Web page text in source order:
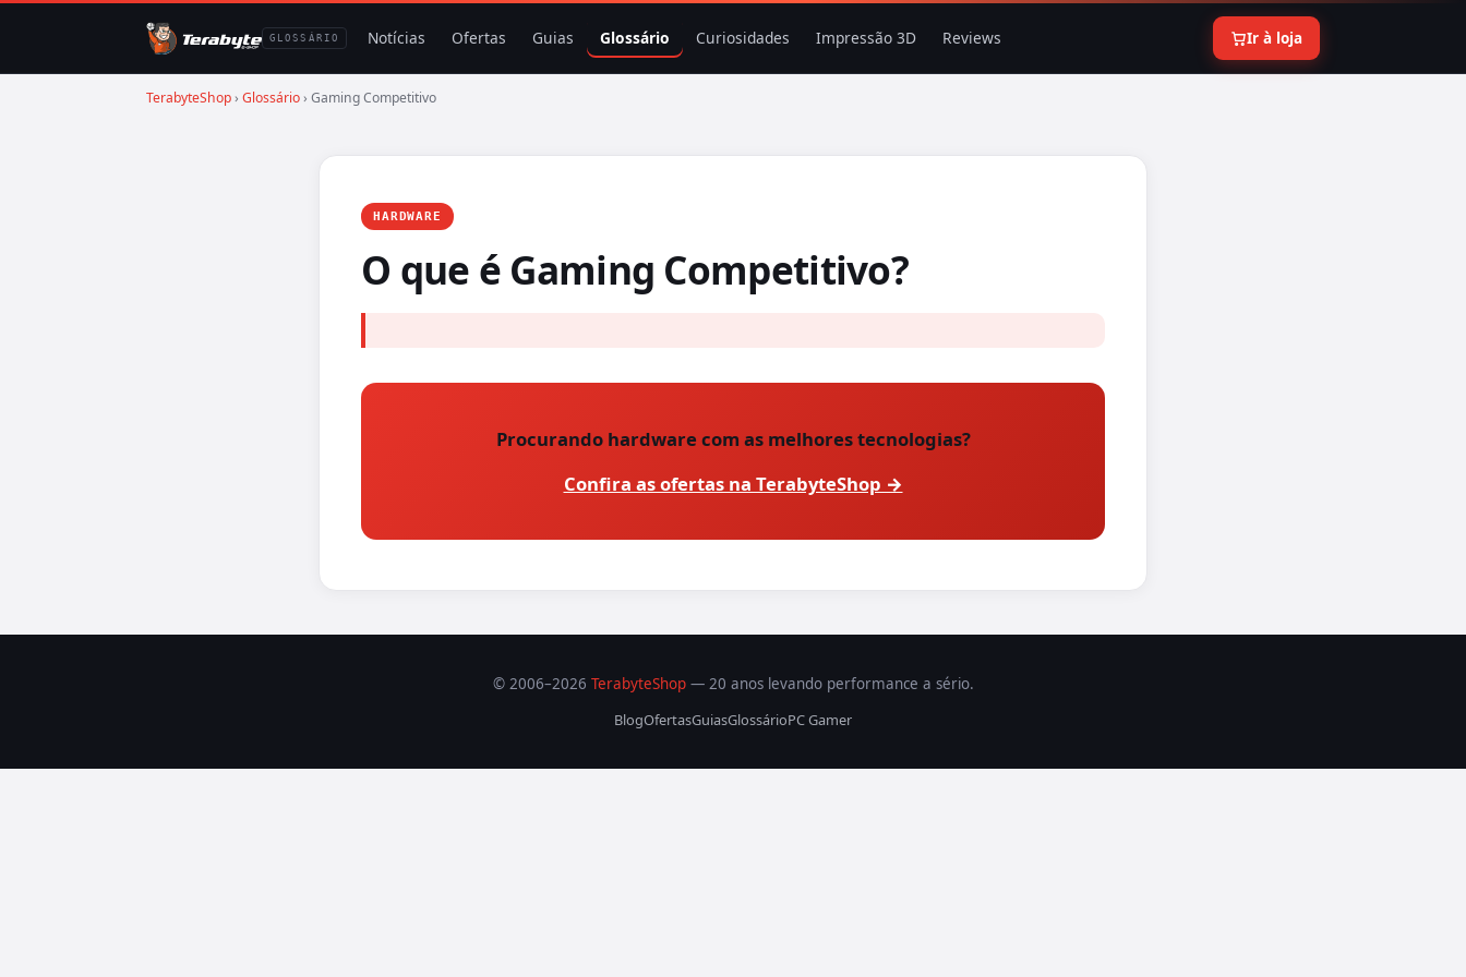
GLOSSÁRIO Notícias Ofertas Guias Glossário Curiosidades Impressão 3D Reviews Ir à loja
TerabyteShop› Glossário› Gaming Competitivo
HARDWARE
O que é Gaming Competitivo?
Procurando hardware com as melhores tecnologias?
Confira as ofertas na TerabyteShop →
© 2006–2026 TerabyteShop— 20 anos levando performance a sério.
BlogOfertasGuiasGlossárioPC Gamer